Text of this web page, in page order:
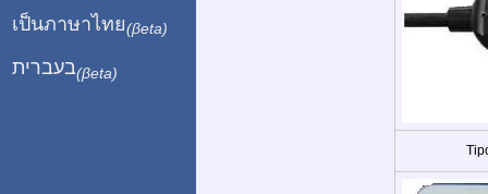
เป็นภาษาไทย(βeta)
בעברית(βeta)